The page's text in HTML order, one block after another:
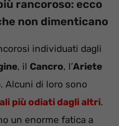
rancoroso: ecco
non dimenticano
individuati dagli
, il Cancro, l’Ariete
. Alcuni di loro sono
più odiati dagli altri.
un enorme fatica a